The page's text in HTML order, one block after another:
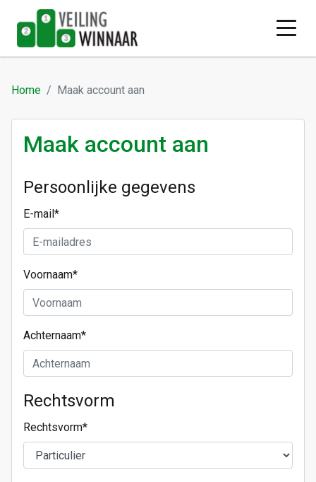
Home Maak account aan
Maak account aan
Persoonlijke gegevens
E-mail*
Voornaam*
Achternaam*
Rechtsvorm
Rechtsvorm*